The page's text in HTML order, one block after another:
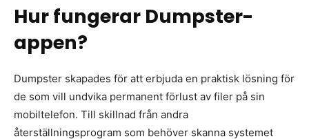
Hur fungerar Dumpster-
appen?
Dumpster skapades för att erbjuda en praktisk lösning för
de som vill undvika permanent förlust av filer på sin
mobiltelefon. Till skillnad från andra
återställningsprogram som behöver skanna systemet